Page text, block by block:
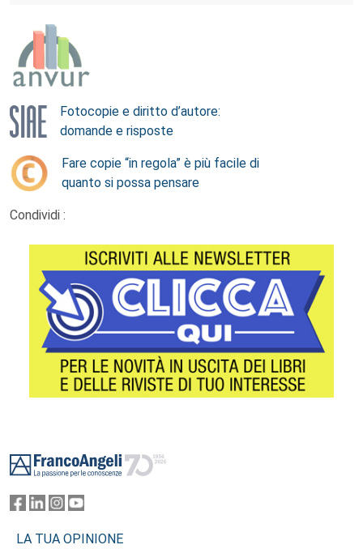
Fotocopie e diritto d’autore:
domande e risposte
Fare copie “in regola” è più facile di
quanto si possa pensare
Condividi :
LA TUA OPINIONE